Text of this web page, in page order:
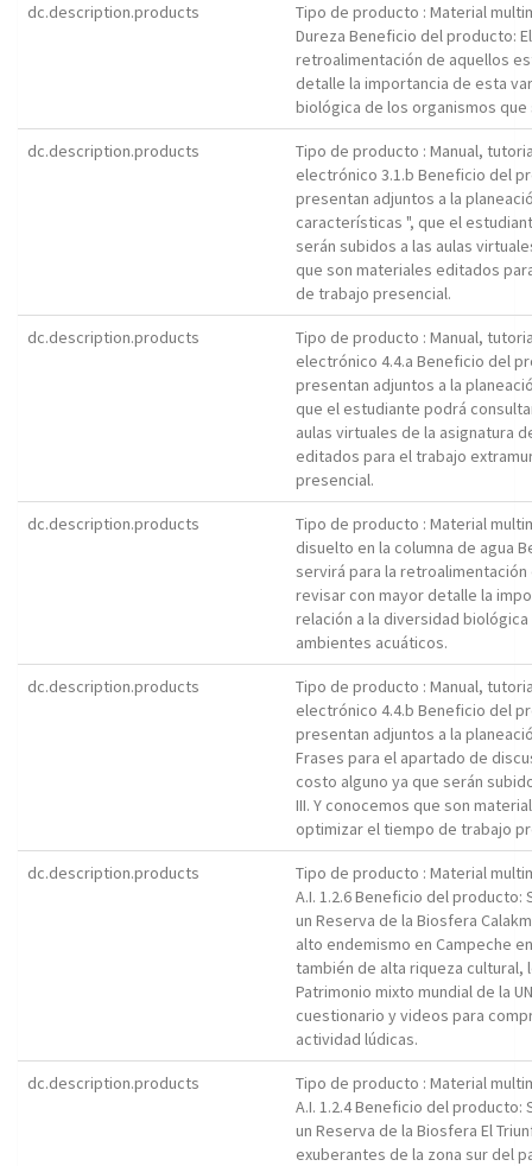
dc.description.products
Tipo de producto : Material
Dureza Beneficio del producto:
retroalimentación de aquellos
detalle la importancia de esta
biológica de los organismos
dc.description.products
Tipo de producto : Manual,
electrónico 3.1.b Beneficio del
presentan adjuntos a la
características ", que el
serán subidos a las aulas
que son materiales editados
de trabajo presencial.
dc.description.products
Tipo de producto : Manual,
electrónico 4.4.a Beneficio del
presentan adjuntos a la
que el estudiante podrá
aulas virtuales de la asignatura
editados para el trabajo
presencial.
dc.description.products
Tipo de producto : Material
disuelto en la columna de agua
servirá para la
revisar con mayor detalle la
relación a la diversidad
ambientes acuáticos.
dc.description.products
Tipo de producto : Manual,
electrónico 4.4.b Beneficio del
presentan adjuntos a la
Frases para el apartado de
costo alguno ya que serán
III. Y conocemos que son
optimizar el tiempo de trabajo
dc.description.products
Tipo de producto : Material
A.I. 1.2.6 Beneficio del
un Reserva de la Biosfera
alto endemismo en Campeche
también de alta riqueza cultural,
Patrimonio mixto mundial de la
cuestionario y videos para
actividad lúdicas.
dc.description.products
Tipo de producto : Material
A.I. 1.2.4 Beneficio del
un Reserva de la Biosfera El
exuberantes de la zona sur del